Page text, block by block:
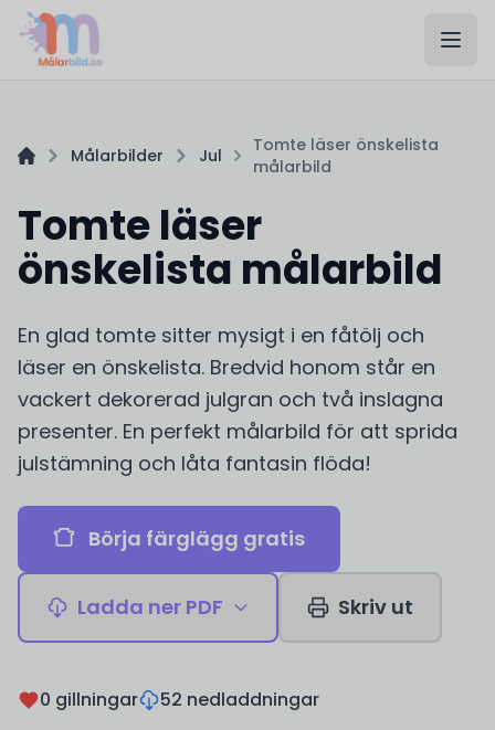
Målarbilder Jul
Tomte läser önskelista
målarbild
Tomte läser
önskelista målarbild
En glad tomte sitter mysigt i en fåtölj och
läser en önskelista. Bredvid honom står en
vackert dekorerad julgran och två inslagna
presenter. En perfekt målarbild för att sprida
julstämning och låta fantasin flöda!
Börja färglägg gratis
Ladda ner PDF Skriv ut
0 gillningar 52 nedladdningar